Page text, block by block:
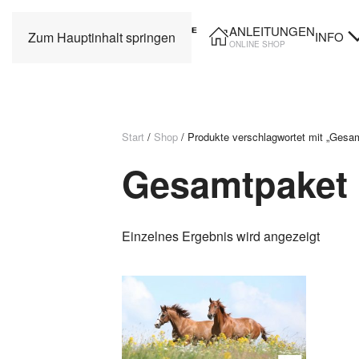
Zum Hauptinhalt springen ANLEITUNGEN
ONLINE SHOP INFO
Start / Shop / Produkte verschlagwortet mit
Gesamtpaket
Einzelnes Ergebnis wird angezeigt